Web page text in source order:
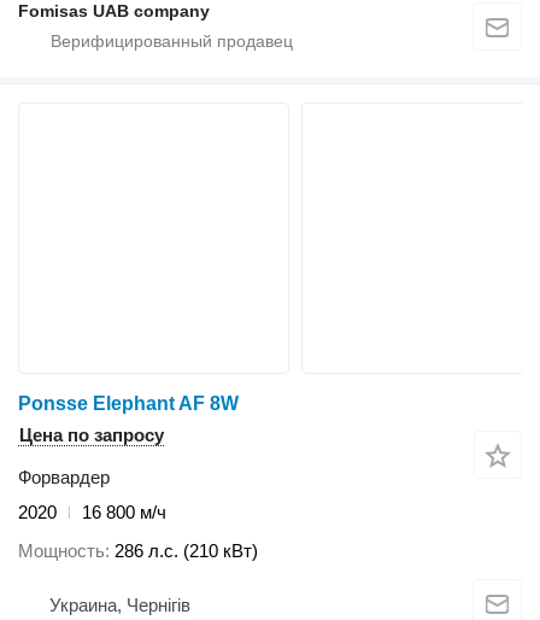
Fomisas UAB company
Ponsse Elephant AF 8W
Цена по запросу
Форвардер
2020
16 800 м/ч
Мощность 286 л.с. (210 кВт)
Украина, Чернігів